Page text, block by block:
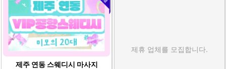
제주 연동 스웨디시 마사지
제휴 업체를 모집합니다.